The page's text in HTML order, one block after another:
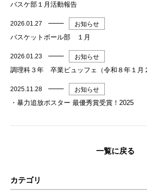
バスケ部１月活動報告
2026.01.27 お知らせ
バスケットボール部 １月
2026.01.23 お知らせ
調理科３年 卒業ビュッフェ（令和８年１月
2025.11.28 お知らせ
・暴力追放ポスター 最優秀賞受賞！2025
一覧に戻る
カテゴリ